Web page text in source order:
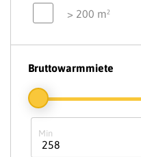
> 200 m²
Bruttowarmmiete